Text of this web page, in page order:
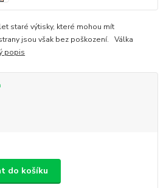
staré výtisky, které mohou mít
jsou však bez poškození. Válka
popis
do košíku